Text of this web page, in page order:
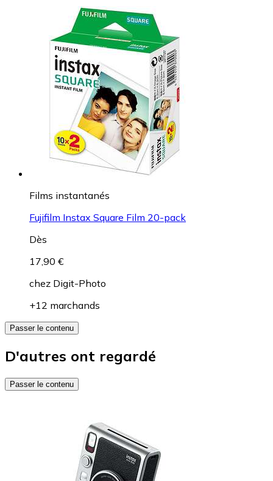
Films instantanés
Fujifilm Instax Square Film 20-pack
Dès
17,90 €
chez Digit-Photo
+12 marchands
Passer le contenu
D'autres ont regardé
Passer le contenu